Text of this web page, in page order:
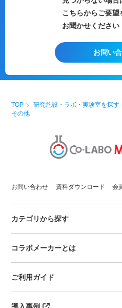
こちらからご要望
お聞かせください
お問い
TOP 研究施設・ラボ・実験室を探す
その他
お問い合わせ 資料ダウンロード 会
カテゴリから探す
コラボメーカーとは
ご利用ガイド
導入事例